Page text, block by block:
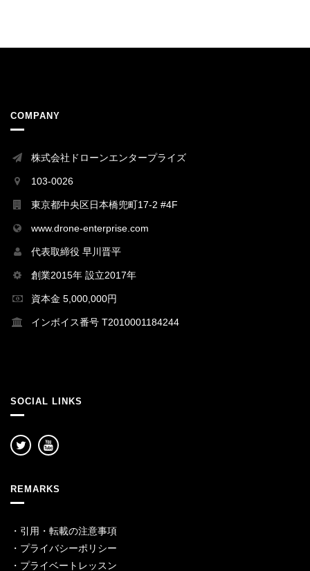
COMPANY
株式会社ドローンエンタープライズ
103-0026
東京都中央区日本橋兜町17-2 #4F
www.drone-enterprise.com
代表取締役 早川晋平
創業2015年 設立2017年
資本金 5,000,000円
インボイス番号 T2010001184244
SOCIAL LINKS
REMARKS
・ 引用・転載の注意事項
・ プライバシーポリシー
・ プライベートレッスン